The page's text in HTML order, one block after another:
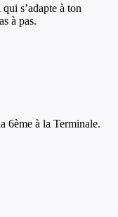
s’adapte à ton
à pas.
6ème à la Terminale.